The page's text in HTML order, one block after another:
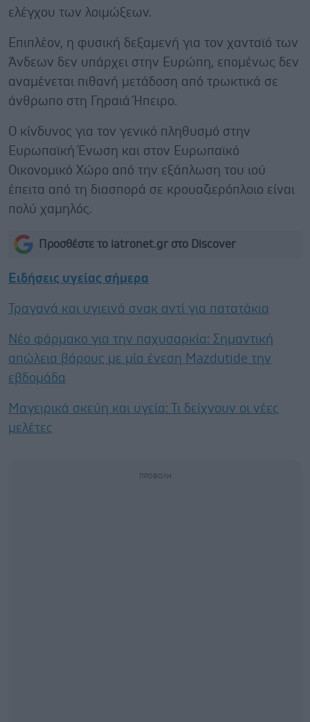
ελέγχου των λοιμώξεων.
Επιπλέον, η φυσική δεξαμενή για τον χανταϊό των
Άνδεων δεν υπάρχει στην Ευρώπη, επομένως δεν
αναμένεται πιθανή μετάδοση από τρωκτικά σε
άνθρωπο στη Γηραιά Ήπειρο.
Ο κίνδυνος για τον γενικό πληθυσμό στην
Ευρωπαϊκή Ένωση και στον Ευρωπαϊκό
Οικονομικό Χώρο από την εξάπλωση του ιού
έπειτα από τη διασπορά σε κρουαζιερόπλοιο είναι
πολύ χαμηλός.
Προσθέστε το iatronet.gr στο Discover
Ειδήσεις υγείας σήμερα
Τραγανά και υγιεινά σνακ αντί για πατατάκια
Νέο φάρμακο για την παχυσαρκία: Σημαντική
απώλεια βάρους με μία ένεση Mazdutide την
εβδομάδα
Μαγειρικά σκεύη και υγεία: Τι δείχνουν οι νέες
μελέτες